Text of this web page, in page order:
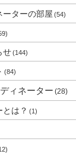
ーターの部屋 (54)
せ(144)
(84)
ィネーター (28)
とは？ (1)